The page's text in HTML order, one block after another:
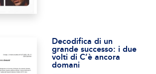
Decodifica di un
grande successo: i due
volti di C’è ancora
domani